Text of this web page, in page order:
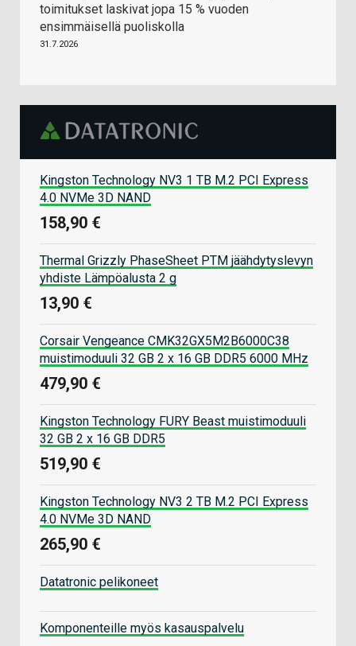
toimitukset laskivat jopa 15 % vuoden
ensimmäisellä puoliskolla
31.7.2026
Kingston Technology NV3 1 TB M.2 PCI Express
4.0 NVMe 3D NAND
158,90 €
Thermal Grizzly PhaseSheet PTM jäähdytyslevyn
yhdiste Lämpöalusta 2 g
13,90 €
Corsair Vengeance CMK32GX5M2B6000C38
muistimoduuli 32 GB 2 x 16 GB DDR5 6000 MHz
479,90 €
Kingston Technology FURY Beast muistimoduuli
32 GB 2 x 16 GB DDR5
519,90 €
Kingston Technology NV3 2 TB M.2 PCI Express
4.0 NVMe 3D NAND
265,90 €
Datatronic pelikoneet
Komponenteille myös kasauspalvelu